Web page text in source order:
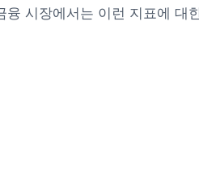
융 시장에서는 이런 지표에 대